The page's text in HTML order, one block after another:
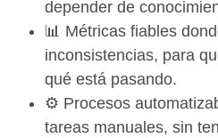
depender de
📊 Métricas fiables
inconsistencias, para
qué está pasando.
⚙️ Procesos
tareas manuales, sin